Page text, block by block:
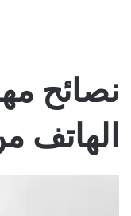
نصائح
الهاتف